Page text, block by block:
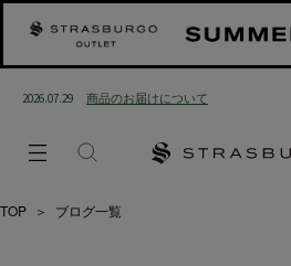
2026.07.29 商品のお届けについて
TOP ＞ ブログ一覧